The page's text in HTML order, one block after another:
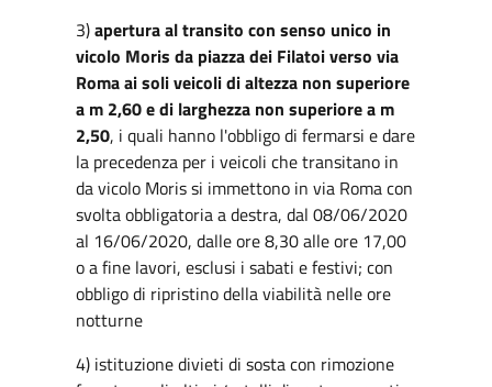
3)apertura al transito con senso unico in
vicolo Moris da piazza dei Filatoi verso via
Roma ai soli veicoli di altezza non superiore
a m 2,60 e di larghezza non superiore a m
2,50, i quali hanno l'obbligo di fermarsi e dare
la precedenza per i veicoli che transitano in
da vicolo Moris si immettono in via Roma con
svolta obbligatoria a destra, dal 08/06/2020
al 16/06/2020, dalle ore 8,30 alle ore 17,00
o a fine lavori, esclusi i sabati e festivi; con
obbligo di ripristino della viabilità nelle ore
notturne
4) istituzione divieti di sosta con rimozione